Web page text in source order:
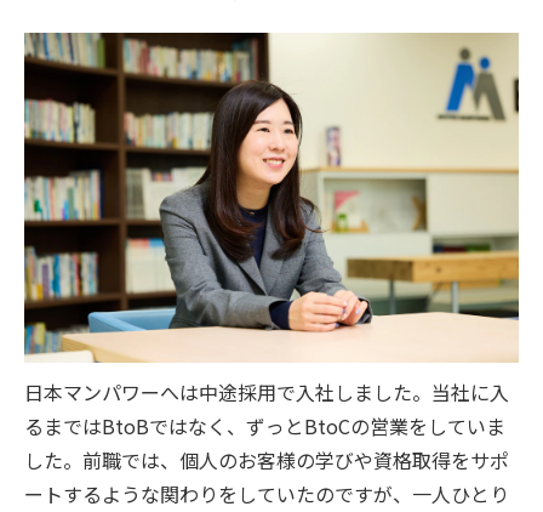
日本マンパワーへは中途採用で入社しました。当社に入
るまではBtoBではなく、ずっとBtoCの営業をしていま
した。前職では、個人のお客様の学びや資格取得をサポ
ートするような関わりをしていたのですが、一人ひとり